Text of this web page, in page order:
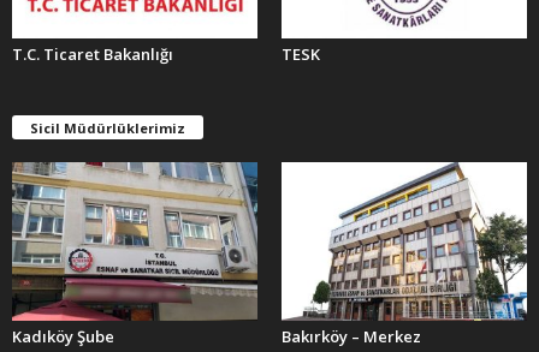
T.C. Ticaret Bakanlığı TESK
Sicil Müdürlüklerimiz
Kadıköy Şube Bakırköy – Merkez